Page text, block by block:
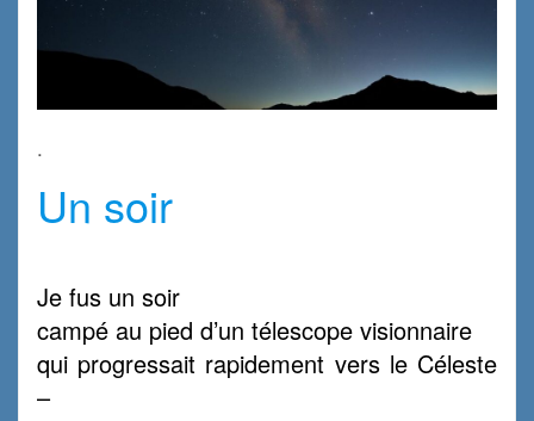
.
Un soir
Je fus un soir
campé au pied d’un télescope visionnaire
qui progressait rapidement vers le Céleste
–